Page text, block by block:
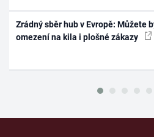
Zrádný sběr hub v Evropě: Můžete
omezení na kila i plošné zákazy